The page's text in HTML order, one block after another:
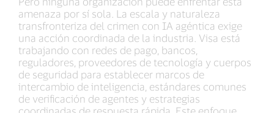
amenaza por sí sola. La escala y naturaleza
transfronteriza del crimen con IA agéntica exige
una acción coordinada de la industria. Visa está
trabajando con redes de pago, bancos,
reguladores, proveedores de tecnología y cuerpos
de seguridad para establecer marcos de
intercambio de inteligencia, estándares comunes
de verificación de agentes y estrategias
coordinadas de respuesta rápida. Este enfoque